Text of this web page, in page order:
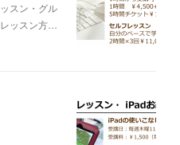
スン・グル
ッスン方…